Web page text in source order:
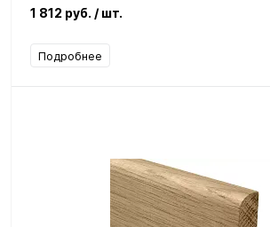
1 812 руб. / шт.
Подробнее